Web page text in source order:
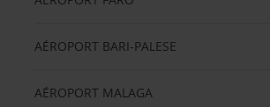
AÉROPORT BARI-PALESE
AÉROPORT MALAGA